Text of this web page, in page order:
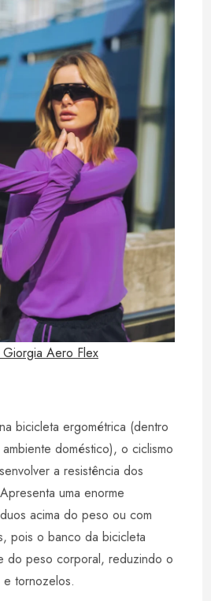
Giorgia Aero Flex
bicicleta ergométrica (dentro
doméstico), o ciclismo
a resistência dos
uma enorme
acima do peso ou com
pois o banco da bicicleta
do peso corporal, reduzindo o
tornozelos.